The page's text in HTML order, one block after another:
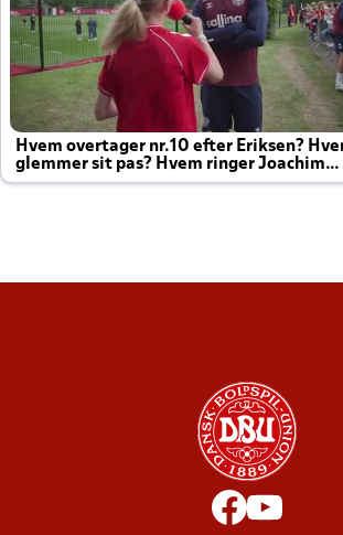
Hvem overtager nr.10 efter Eriksen?
glemmer sit pas? Hvem ringer Joachim
altid til efter kampe?